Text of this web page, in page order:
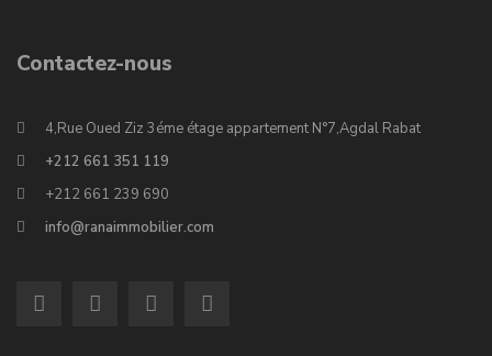
Contactez-nous
4,Rue Oued Ziz 3éme étage appartement N°7,Agdal Rabat
+212 661 351 119
+212 661 239 690
info@ranaimmobilier.com